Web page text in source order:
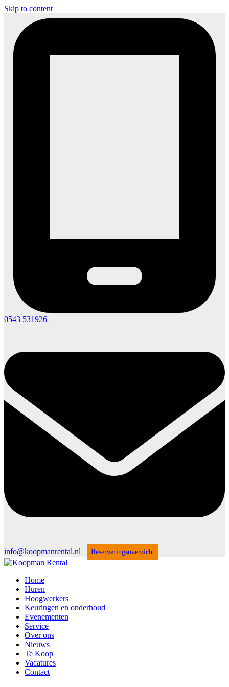
Skip to content
0543 531926
info@koopmanrental.nl Reserveringsoverzicht
Home
Huren
Hoogwerkers
Keuringen en onderhoud
Evenementen
Service
Over ons
Nieuws
Te Koop
Vacatures
Contact